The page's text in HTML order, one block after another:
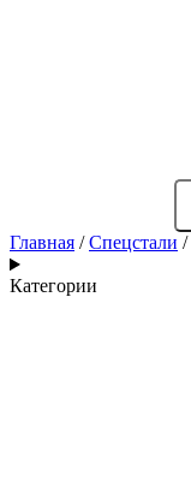
Главная /Спецстали /
Категории